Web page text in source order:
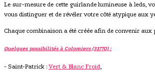
Le sur-mesure de cette guirlande lumineuse à leds,
vous distinguer et de révéler votre côté atypique aux
Chaque combinaison a été créée afin de convenir aux
Quelques possibilités à Colomiers (31770) :
- Saint-Patrick : Vert & Blanc Froid,